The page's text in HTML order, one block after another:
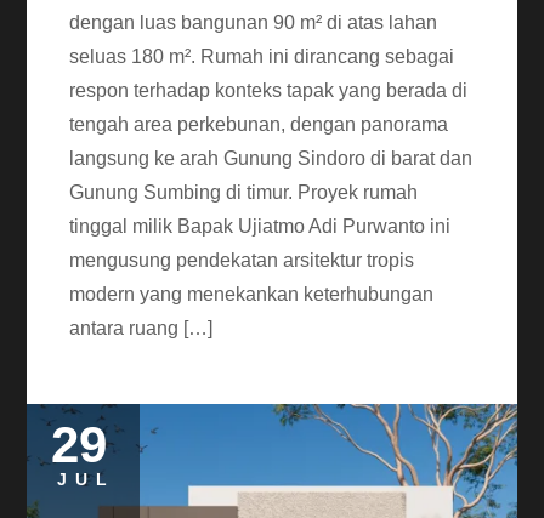
dengan luas bangunan 90 m² di atas lahan
seluas 180 m². Rumah ini dirancang sebagai
respon terhadap konteks tapak yang berada di
tengah area perkebunan, dengan panorama
langsung ke arah Gunung Sindoro di barat dan
Gunung Sumbing di timur. Proyek rumah
tinggal milik Bapak Ujiatmo Adi Purwanto ini
mengusung pendekatan arsitektur tropis
modern yang menekankan keterhubungan
antara ruang […]
29
JUL